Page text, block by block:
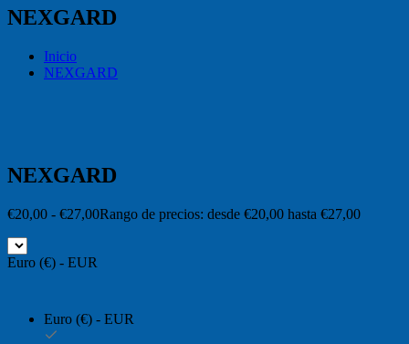
NEXGARD
Inicio
NEXGARD
NEXGARD
€20,00 - €27,00Rango de precios: desde €20,00 hasta €27,00
Euro (€) - EUR
Euro (€) - EUR